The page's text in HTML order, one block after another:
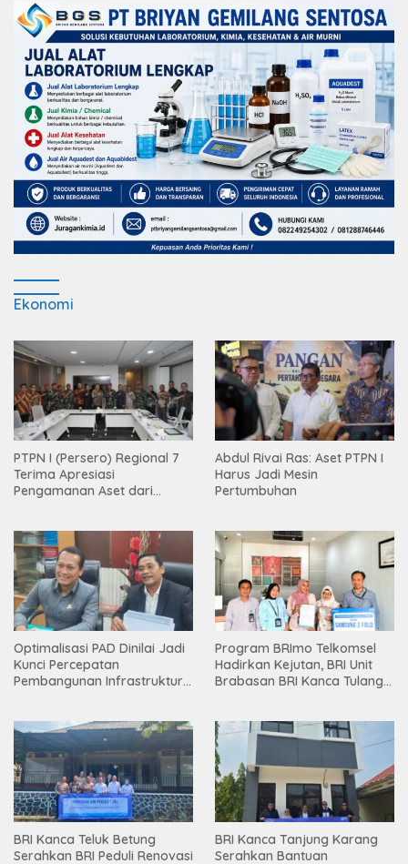
Ekonomi
PTPN I (Persero) Regional 7
Terima Apresiasi
Pengamanan Aset dari
Abdul Rivai Ras: Aset PTPN I
Harus Jadi Mesin
Pertumbuhan
Optimalisasi PAD Dinilai Jadi
Kunci Percepatan
Pembangunan Infrastruktur
Program BRImo Telkomsel
Hadirkan Kejutan, BRI Unit
Brabasan BRI Kanca Tulang
Mesuji
BRI Kanca Teluk Betung
Serahkan BRI Peduli Renovasi
BRI Kanca Tanjung Karang
Serahkan Bantuan